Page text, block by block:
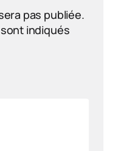
pas publiée.
indiqués